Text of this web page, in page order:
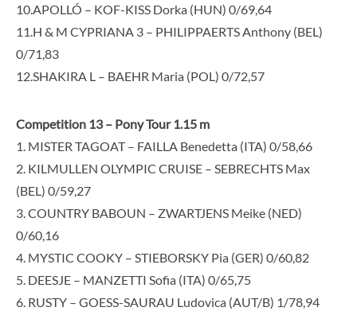
10.APOLLÓ – KOF-KISS Dorka (HUN) 0/69,64
11.H & M CYPRIANA 3 – PHILIPPAERTS Anthony (BEL)
0/71,83
12.SHAKIRA L – BAEHR Maria (POL) 0/72,57
Competition 13 – Pony Tour 1.15 m
1. MISTER TAGOAT – FAILLA Benedetta (ITA) 0/58,66
2. KILMULLEN OLYMPIC CRUISE – SEBRECHTS Max
(BEL) 0/59,27
3. COUNTRY BABOUN – ZWARTJENS Meike (NED)
0/60,16
4. MYSTIC COOKY – STIEBORSKY Pia (GER) 0/60,82
5. DEESJE – MANZETTI Sofia (ITA) 0/65,75
6. RUSTY – GOESS-SAURAU Ludovica (AUT/B) 1/78,94